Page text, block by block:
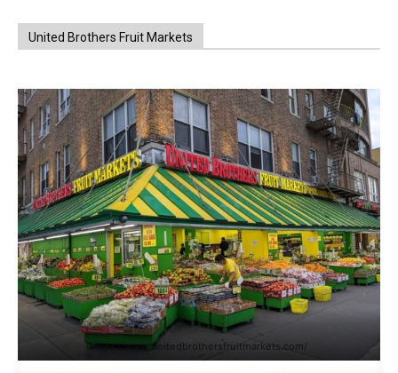
United Brothers Fruit Markets
https://www.unitedbrothersfruitmarkets.com/